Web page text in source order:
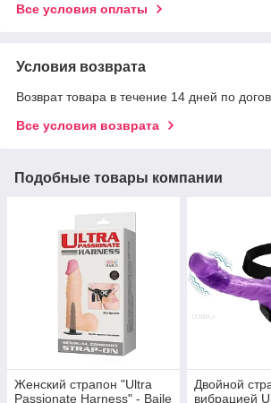
Все условия оплаты
Условия возврата
Возврат товара в течение 14 дней по
Все условия возврата
Подобные товары компании
Женский страпон "Ultra
Passionate Harness" - Baile
Двойной
вибрацией